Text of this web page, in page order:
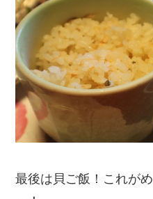
最後は貝ご飯！これが